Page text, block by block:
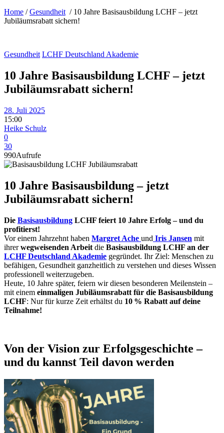
Home /Gesundheit / 10 Jahre Basisausbildung LCHF – jetzt
Jubiläumsrabatt sichern!
Gesundheit LCHF Deutschland Akademie
10 Jahre Basisausbildung LCHF – jetzt
Jubiläumsrabatt sichern!
28. Juli 2025
15:00
Heike Schulz
0
30
990Aufrufe
10 Jahre Basisausbildung – jetzt
Jubiläumsrabatt sichern!
Die Basisausbildung LCHF feiert 10 Jahre Erfolg – und du
profitierst!
Vor einem Jahrzehnt haben Margret Ache und Iris Jansen mit
ihrerwegweisenden Arbeit die Basisausbildung LCHF an der
LCHF Deutschland Akademie gegründet. Ihr Ziel: Menschen zu
befähigen, Gesundheit ganzheitlich zu verstehen und dieses Wissen
professionell weiterzugeben.
Heute, 10 Jahre später, feiern wir diesen besonderen Meilenstein –
mit einem einmaligen Jubiläumsrabatt für die Basisausbildung
LCHF: Nur für kurze Zeit erhältst du 10 % Rabatt auf deine
Teilnahme!
Von der Vision zur Erfolgsgeschichte –
und du kannst Teil davon werden